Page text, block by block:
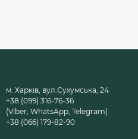
м. Харків, вул.Сухумська, 24
+38 (099) 316-76-36
(Viber, WhatsApp, Telegram)
+38 (066) 179-82-90